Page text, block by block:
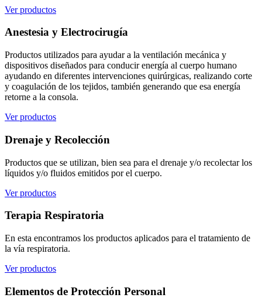
Ver productos
Anestesia y Electrocirugía
Productos utilizados para ayudar a la ventilación mecánica y
dispositivos diseñados para conducir energía al cuerpo humano
ayudando en diferentes intervenciones quirúrgicas, realizando corte
y coagulación de los tejidos, también generando que esa energía
retorne a la consola.
Ver productos
Drenaje y Recolección
Productos que se utilizan, bien sea para el drenaje y/o recolectar los
líquidos y/o fluidos emitidos por el cuerpo.
Ver productos
Terapia Respiratoria
En esta encontramos los productos aplicados para el tratamiento de
la vía respiratoria.
Ver productos
Elementos de Protección Personal